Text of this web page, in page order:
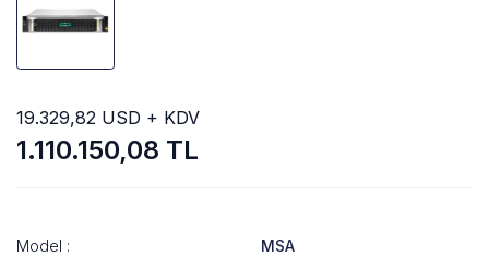
1.110.150,08 TL
19.329,82 USD + KDV
Model : MSA